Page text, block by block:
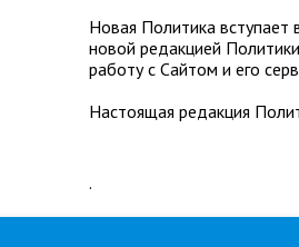
Новая Политика вступает
новой редакцией
работу с Сайтом и его
Настоящая редакция